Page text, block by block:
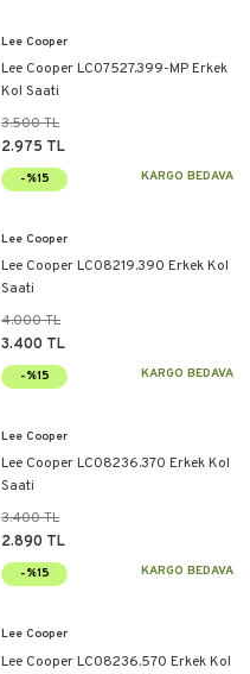
Lee Cooper
Lee Cooper LC07527.399-MP Erkek
Kol Saati
3.500 TL
2.975 TL
-%15 KARGO BEDAVA
Lee Cooper
Lee Cooper LC08219.390 Erkek Kol
Saati
4.000 TL
3.400 TL
-%15 KARGO BEDAVA
Lee Cooper
Lee Cooper LC08236.370 Erkek Kol
Saati
3.400 TL
2.890 TL
-%15 KARGO BEDAVA
Lee Cooper
Lee Cooper LC08236.570 Erkek Kol